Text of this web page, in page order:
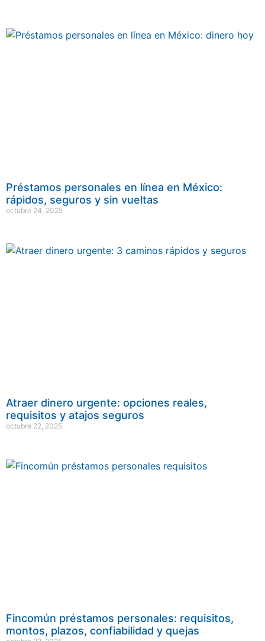
Préstamos personales en línea en México:
rápidos, seguros y sin vueltas
octubre 24, 2025
Atraer dinero urgente: opciones reales,
requisitos y atajos seguros
octubre 22, 2025
Fincomún préstamos personales: requisitos,
montos, plazos, confiabilidad y quejas